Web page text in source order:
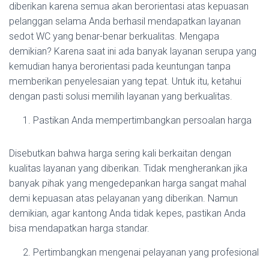
diberikan karena semua akan berorientasi atas kepuasan
pelanggan selama Anda berhasil mendapatkan layanan
sedot WC yang benar-benar berkualitas. Mengapa
demikian? Karena saat ini ada banyak layanan serupa yang
kemudian hanya berorientasi pada keuntungan tanpa
memberikan penyelesaian yang tepat. Untuk itu, ketahui
dengan pasti solusi memilih layanan yang berkualitas.
Pastikan Anda mempertimbangkan persoalan harga
Disebutkan bahwa harga sering kali berkaitan dengan
kualitas layanan yang diberikan. Tidak mengherankan jika
banyak pihak yang mengedepankan harga sangat mahal
demi kepuasan atas pelayanan yang diberikan. Namun
demikian, agar kantong Anda tidak kepes, pastikan Anda
bisa mendapatkan harga standar.
Pertimbangkan mengenai pelayanan yang profesional